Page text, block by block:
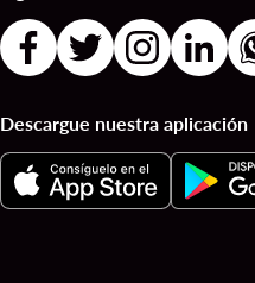
Descargue nuestra aplicación